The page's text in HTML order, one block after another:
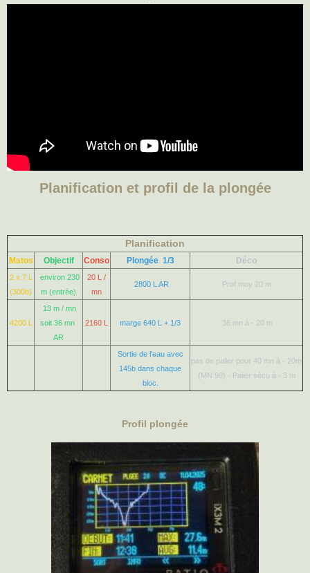
Planification et profil de la plongée
Planification
Matos Objectif Conso Plongée 1/3 Déco
2 x 7 L
(300b)
environ 230
m (entrée)
20 L /
mn
2800 L AR Prof moy 20 m
4200 L
13 m / mn
soit 36 mn
AR
2160 L marge 640 L + 1/3 36 mn à - 20 m
Sortie de l'eau avec
145b dans chaque
bloc.
pas de palier pour 40 mn à - 20m
(MN 90) - Palier sécu à - 3 m
Profil plongée